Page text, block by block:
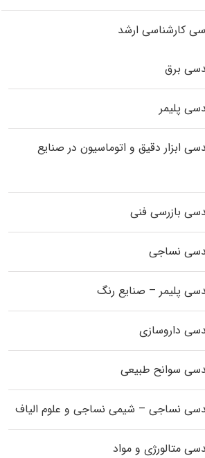
کارشناسی ارشد
برق
پلیمر
ابزار دقیق و اتوماسیون در صنایع
بازرسی فنی
نساجی
پلیمر – صنایع رنگ
داروسازی
سوانح طبیعی
نساجی – شیمی نساجی و علوم الیاف
متالورژی و مواد